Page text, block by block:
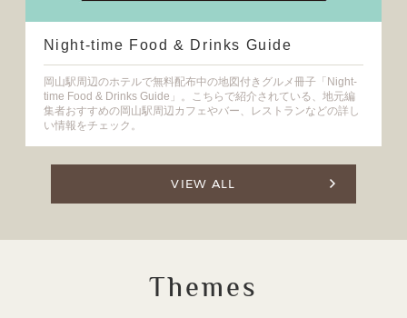
Night-time Food & Drinks Guide
岡山駅周辺のホテルで無料配布中の地図付きグルメ冊子「Night-
time Food & Drinks Guide」。こちらで紹介されている、地元編
集者おすすめの岡山駅周辺カフェやバー、レストランなどの詳し
い情報をチェック。
VIEW ALL
Themes